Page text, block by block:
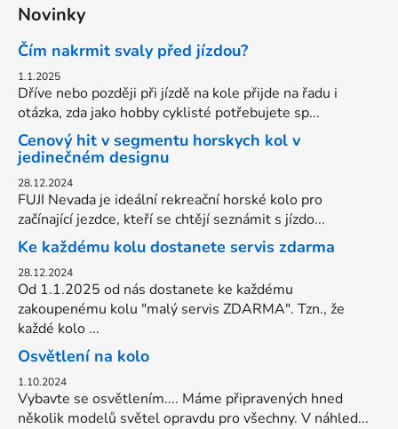
Novinky
Čím nakrmit svaly před jízdou?
1.1.2025
Dříve nebo později při jízdě na kole přijde na řadu i
otázka, zda jako hobby cyklisté potřebujete sp...
Cenový hit v segmentu horskych kol v
jedinečném designu
28.12.2024
FUJI Nevada je ideální rekreační horské kolo pro
začínající jezdce, kteří se chtějí seznámit s jízdo...
Ke každému kolu dostanete servis zdarma
28.12.2024
Od 1.1.2025 od nás dostanete ke každému
zakoupenému kolu "malý servis ZDARMA". Tzn., že
každé kolo ...
Osvětlení na kolo
1.10.2024
Vybavte se osvětlením.... Máme připravených hned
několik modelů světel opravdu pro všechny. V náhled...